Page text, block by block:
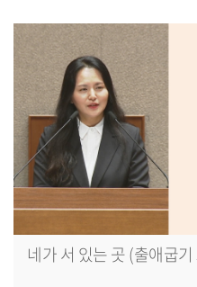
네가 서 있는 곳 (출애굽